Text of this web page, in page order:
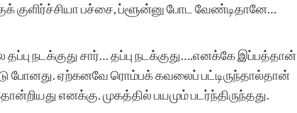
குளிர்ச்சியா பச்சை, ப்ளூன்னு போட வேண்டிதானே…
நடக்குது சார்… தப்பு நடக்குது….எனக்கே இப்பத்தான்
போனது. ஏற்கனவே ரொம்பக் கவலைப் பட்டிருந்தால்தான்
எனக்கு. முகத்தில் பயமும் படர்ந்திருந்தது.